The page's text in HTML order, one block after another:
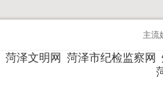
主流
菏泽文明网 菏泽市纪检监察网